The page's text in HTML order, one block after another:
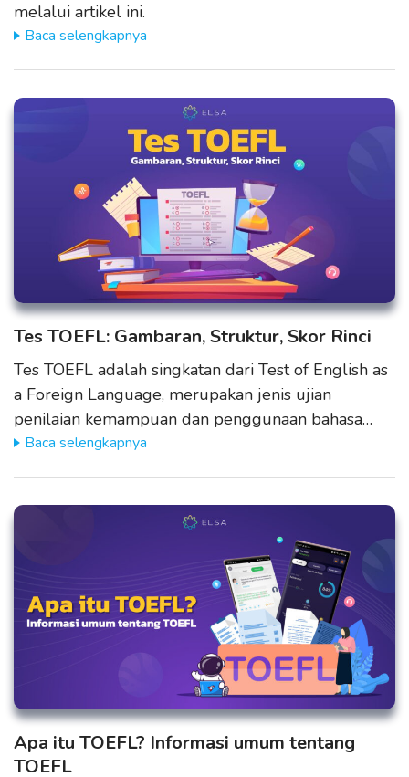
melalui artikel ini.
Baca selengkapnya
Tes TOEFL: Gambaran, Struktur, Skor Rinci
Tes TOEFL adalah singkatan dari Test of English as
a Foreign Language, merupakan jenis ujian
penilaian kemampuan dan penggunaan bahasa…
Baca selengkapnya
Apa itu TOEFL? Informasi umum tentang
TOEFL